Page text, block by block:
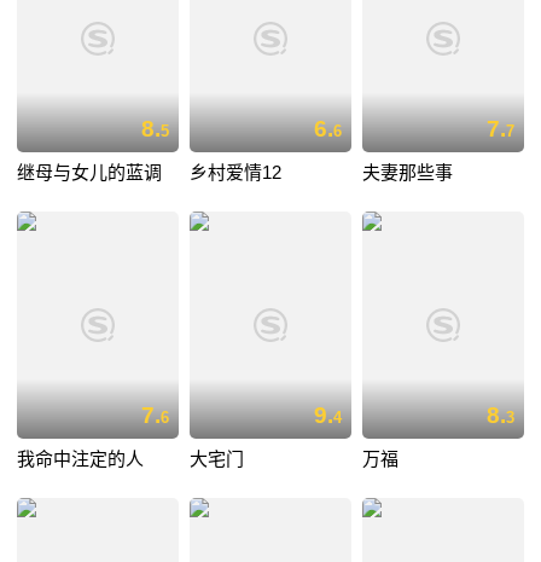
8.5
继母与女儿的蓝调
6.6
乡村爱情12
7.7
夫妻那些事
7.6
我命中注定的人
9.4
大宅门
8.3
万福